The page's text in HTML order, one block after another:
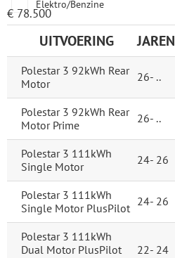
Elektro/Benzine
Transmissie
Automatisch
Carrosserie
Hatchback
Coupé
€ 78.500
UITVOERING JAREN
Polestar 3 92kWh Rear
Motor
26- ..
Polestar 3 92kWh Rear
Motor Prime
26- ..
Polestar 3 111kWh
Single Motor
24- 26
Polestar 3 111kWh
Single Motor PlusPilot 24- 26
Polestar 3 111kWh
Dual Motor PlusPilot
22- 24